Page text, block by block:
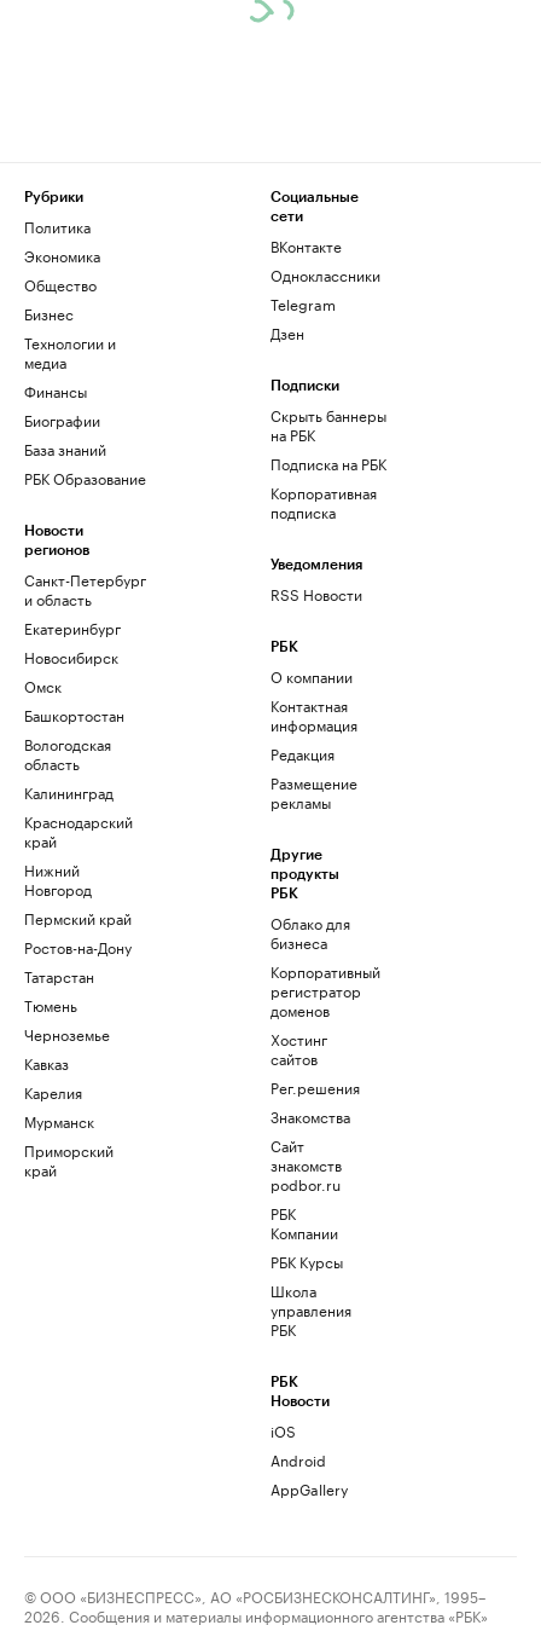
Рубрики
Политика
Экономика
Общество
Бизнес
Технологии и
медиа
Финансы
Биографии
База знаний
РБК Образование
Новости
регионов
Санкт-Петербург
и область
Екатеринбург
Новосибирск
Омск
Башкортостан
Вологодская
область
Калининград
Краснодарский
край
Нижний
Новгород
Пермский край
Ростов-на-Дону
Татарстан
Тюмень
Черноземье
Кавказ
Карелия
Мурманск
Приморский
край
Социальные
сети
ВКонтакте
Одноклассники
Telegram
Дзен
Подписки
Скрыть баннеры
на РБК
Подписка на РБК
Корпоративная
подписка
Уведомления
RSS Новости
РБК
О компании
Контактная
информация
Редакция
Размещение
рекламы
Другие
продукты
РБК
Облако для
бизнеса
Корпоративный
регистратор
доменов
Хостинг
сайтов
Рег.решения
Знакомства
Сайт
знакомств
podbor.ru
РБК
Компании
РБК Курсы
Школа
управления
РБК
РБК
Новости
iOS
Android
AppGallery
© ООО «БИЗНЕСПРЕСС», АО «РОСБИЗНЕСКОНСАЛТИНГ», 1995–
2026. Сообщения и материалы информационного агентства «РБК»